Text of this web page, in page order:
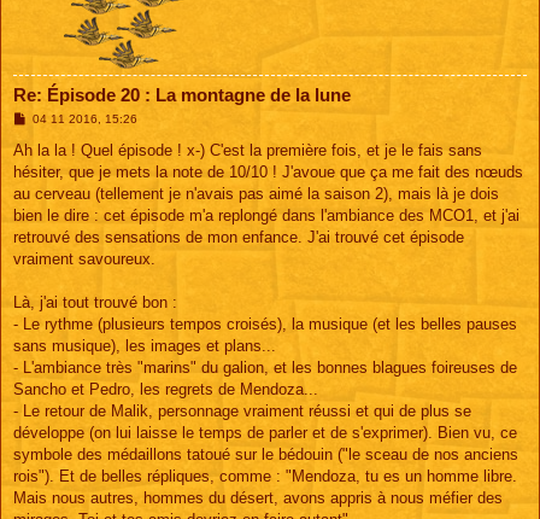
Re: Épisode 20 : La montagne de la lune
M
s
a
g
04 11 2016, 15:26
Ah la la ! Quel épisode ! x-) C'est la première fois, et je le fais sans
hésiter, que je mets la note de 10/10 ! J'avoue que ça me fait des nœuds
au cerveau (tellement je n'avais pas aimé la saison 2), mais là je dois
bien le dire : cet épisode m'a replongé dans l'ambiance des MCO1, et j'ai
retrouvé des sensations de mon enfance. J'ai trouvé cet épisode
vraiment savoureux.
Là, j'ai tout trouvé bon :
- Le rythme (plusieurs tempos croisés), la musique (et les belles pauses
sans musique), les images et plans...
- L'ambiance très "marins" du galion, et les bonnes blagues foireuses de
Sancho et Pedro, les regrets de Mendoza...
- Le retour de Malik, personnage vraiment réussi et qui de plus se
développe (on lui laisse le temps de parler et de s'exprimer). Bien vu, ce
symbole des médaillons tatoué sur le bédouin ("le sceau de nos anciens
rois"). Et de belles répliques, comme : "Mendoza, tu es un homme libre.
Mais nous autres, hommes du désert, avons appris à nous méfier des